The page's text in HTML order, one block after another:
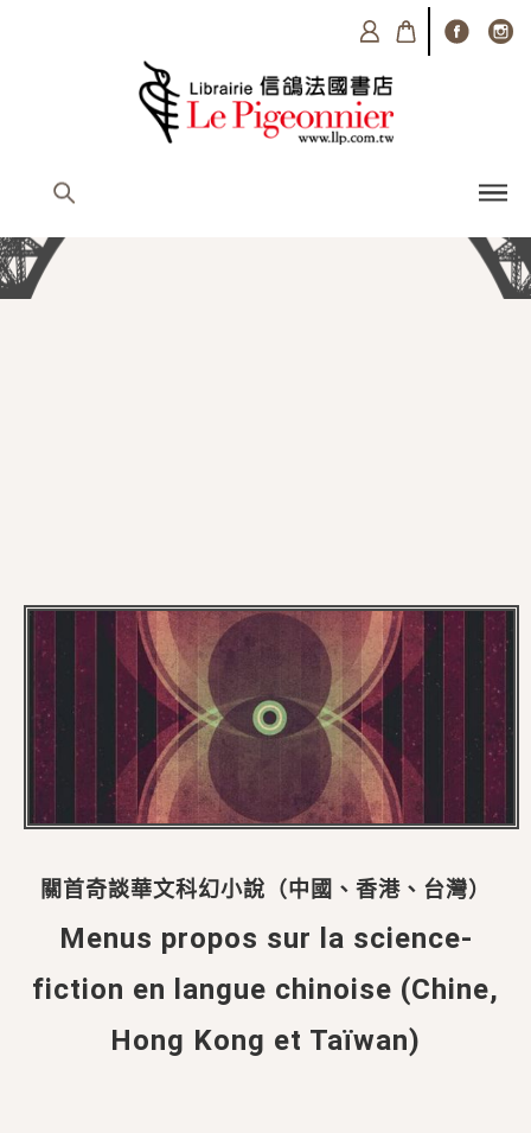
Menus propos sur la science-
fiction en langue chinoise (Chine,
Hong Kong et Taïwan)
關首奇談華文科幻小說（中國、香港、台灣）